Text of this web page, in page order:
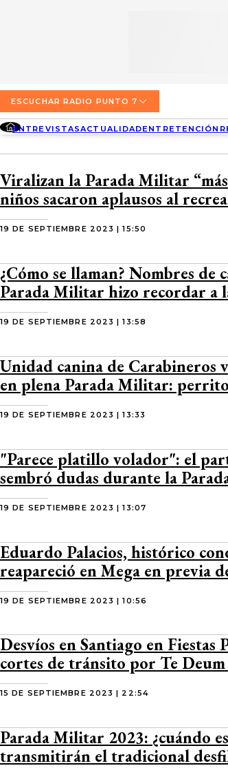
ACTUALIDAD
ENTRETENCIÓN
SOCIEDAD
CONCEPCIÓN
TEMUCO
VALDIVIA
PUERTO MONTT
QUIÉNES SOMOS
DIRECCIONES
CONTACTO COMERCIAL
TARIFAS POLÍTICAS PÁGINA 7
TARIFAS POLÍTICAS RADIO PUNTO 7
POLÍTICA DE PRIVACIDAD
ESCUCHAR RADIO PUNTO 7
ENTREVISTASACTUALIDADENTRETENCIÓN
Viralizan la Parada Militar
niños sacaron aplausos al
19 DE SEPTIEMBRE 2023 | 15:50
¿Cómo se llaman? Nombres de
Parada Militar hizo recordar a
19 DE SEPTIEMBRE 2023 | 13:58
Unidad canina de Carabineros
en plena Parada Militar:
19 DE SEPTIEMBRE 2023 | 13:33
"Parece platillo volador": el
sembró dudas durante la
19 DE SEPTIEMBRE 2023 | 13:07
Eduardo Palacios, histórico
reapareció en Mega en previa
19 DE SEPTIEMBRE 2023 | 10:56
Desvíos en Santiago en Fiestas
cortes de tránsito por Te
15 DE SEPTIEMBRE 2023 | 22:54
Parada Militar 2023: ¿cuándo
transmitirán el tradicional